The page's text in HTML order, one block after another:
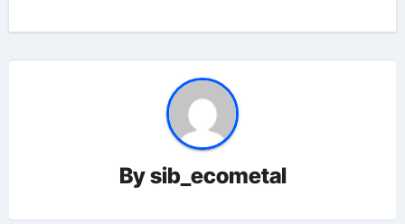
Bysib_ecometal